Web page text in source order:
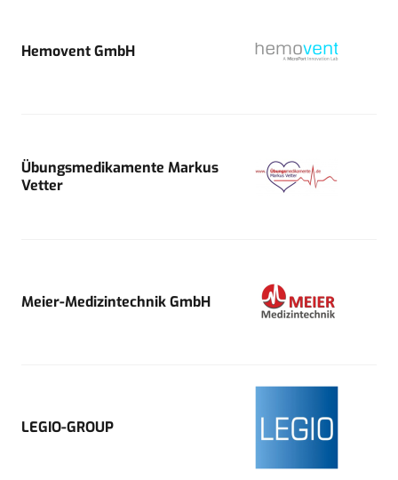
Hemovent GmbH
Übungsmedikamente Markus
Vetter
Meier-Medizintechnik GmbH
LEGIO-GROUP